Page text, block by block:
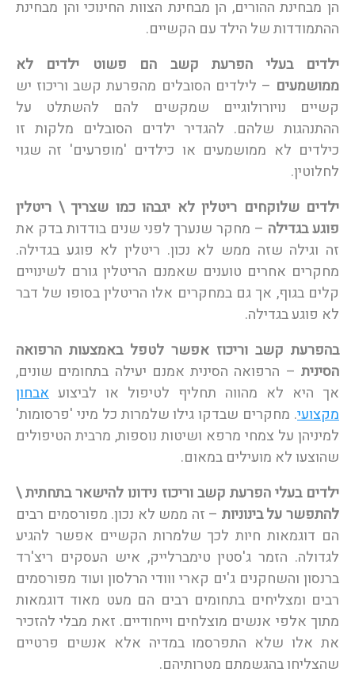
הן מבחינת ההורים, הן מבחינת הצוות החינוכי והן מבחינת
ההתמודדות של הילד עם הקשיים.
ילדים בעלי הפרעת קשב הם פשוט ילדים לא
ממושמעים – לילדים הסובלים מהפרעת קשב וריכוז יש
קשיים נויורולוגיים שמקשים להם להשתלט על
ההתנהגות שלהם. להגדיר ילדים הסובלים מלקות זו
כילדים לא ממושמעים או כילדים 'מופרעים' זה שגוי
לחלוטין.
ילדים שלוקחים ריטלין לא יגבהו כמו שצריך \ ריטלין
פוגע בגדילה – מחקר שנערך לפני שנים בודדות בדק את
זה וגילה שזה ממש לא נכון. ריטלין לא פוגע בגדילה.
מחקרים אחרים טוענים שאמנם הריטלין גורם לשינויים
קלים בגוף, אך גם במחקרים אלו הריטלין בסופו של דבר
לא פוגע בגדילה.
בהפרעת קשב וריכוז אפשר לטפל באמצעות הרפואה
הסינית – הרפואה הסינית אמנם יעילה בתחומים שונים,
אך היא לא מהווה תחליף לטיפול או לביצוע אבחון
מקצועי. מחקרים שבדקו גילו שלמרות כל מיני 'פרסומות'
למיניהן על צמחי מרפא ושיטות נוספות, מרבית הטיפולים
שהוצעו לא מועילים במאום.
ילדים בעלי הפרעת קשב וריכוז נידונו להישאר בתחתית \
להתפשר על בינוניות – זה ממש לא נכון. מפורסמים רבים
הם דוגמאות חיות לכך שלמרות הקשיים אפשר להגיע
לגדולה. הזמר ג'סטין טימברלייק, איש העסקים ריצ'רד
ברנסון והשחקנים ג'ים קארי ווודי הרלסון ועוד מפורסמים
רבים ומצליחים בתחומים רבים הם מעט מאוד דוגמאות
מתוך אלפי אנשים מוצלחים וייחודיים. זאת מבלי להזכיר
את אלו שלא התפרסמו במדיה אלא אנשים פרטיים
שהצליחו בהגשמתם מטרותיהם.